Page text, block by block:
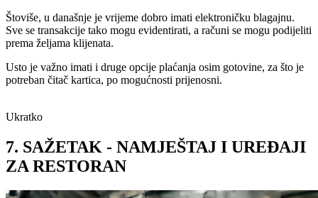
Štoviše, u današnje je vrijeme dobro imati elektroničku blagajnu.
Sve se transakcije tako mogu evidentirati, a računi se mogu podijeliti
prema željama klijenata.
Usto je važno imati i druge opcije plaćanja osim gotovine, za što je
potreban čitač kartica, po mogućnosti prijenosni.
Ukratko
7. SAŽETAK - NAMJEŠTAJ I UREĐAJI
ZA RESTORAN